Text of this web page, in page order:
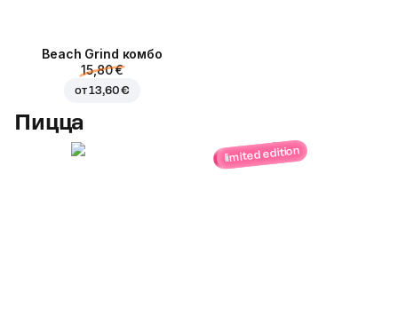
Beach Grind комбо
15,80 €
от13,60 €
Пицца
limited edition